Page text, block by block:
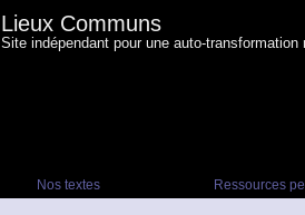
Lieux Communs
Site indépendant pour une auto-
Nos textes Ressources